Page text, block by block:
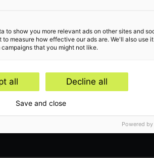
Internationaal btw-
to show you more relevant ads on other sites and
to measure how effective our ads are. We'll also use
that you might not like.
all Decline all
Save and close
Powered by